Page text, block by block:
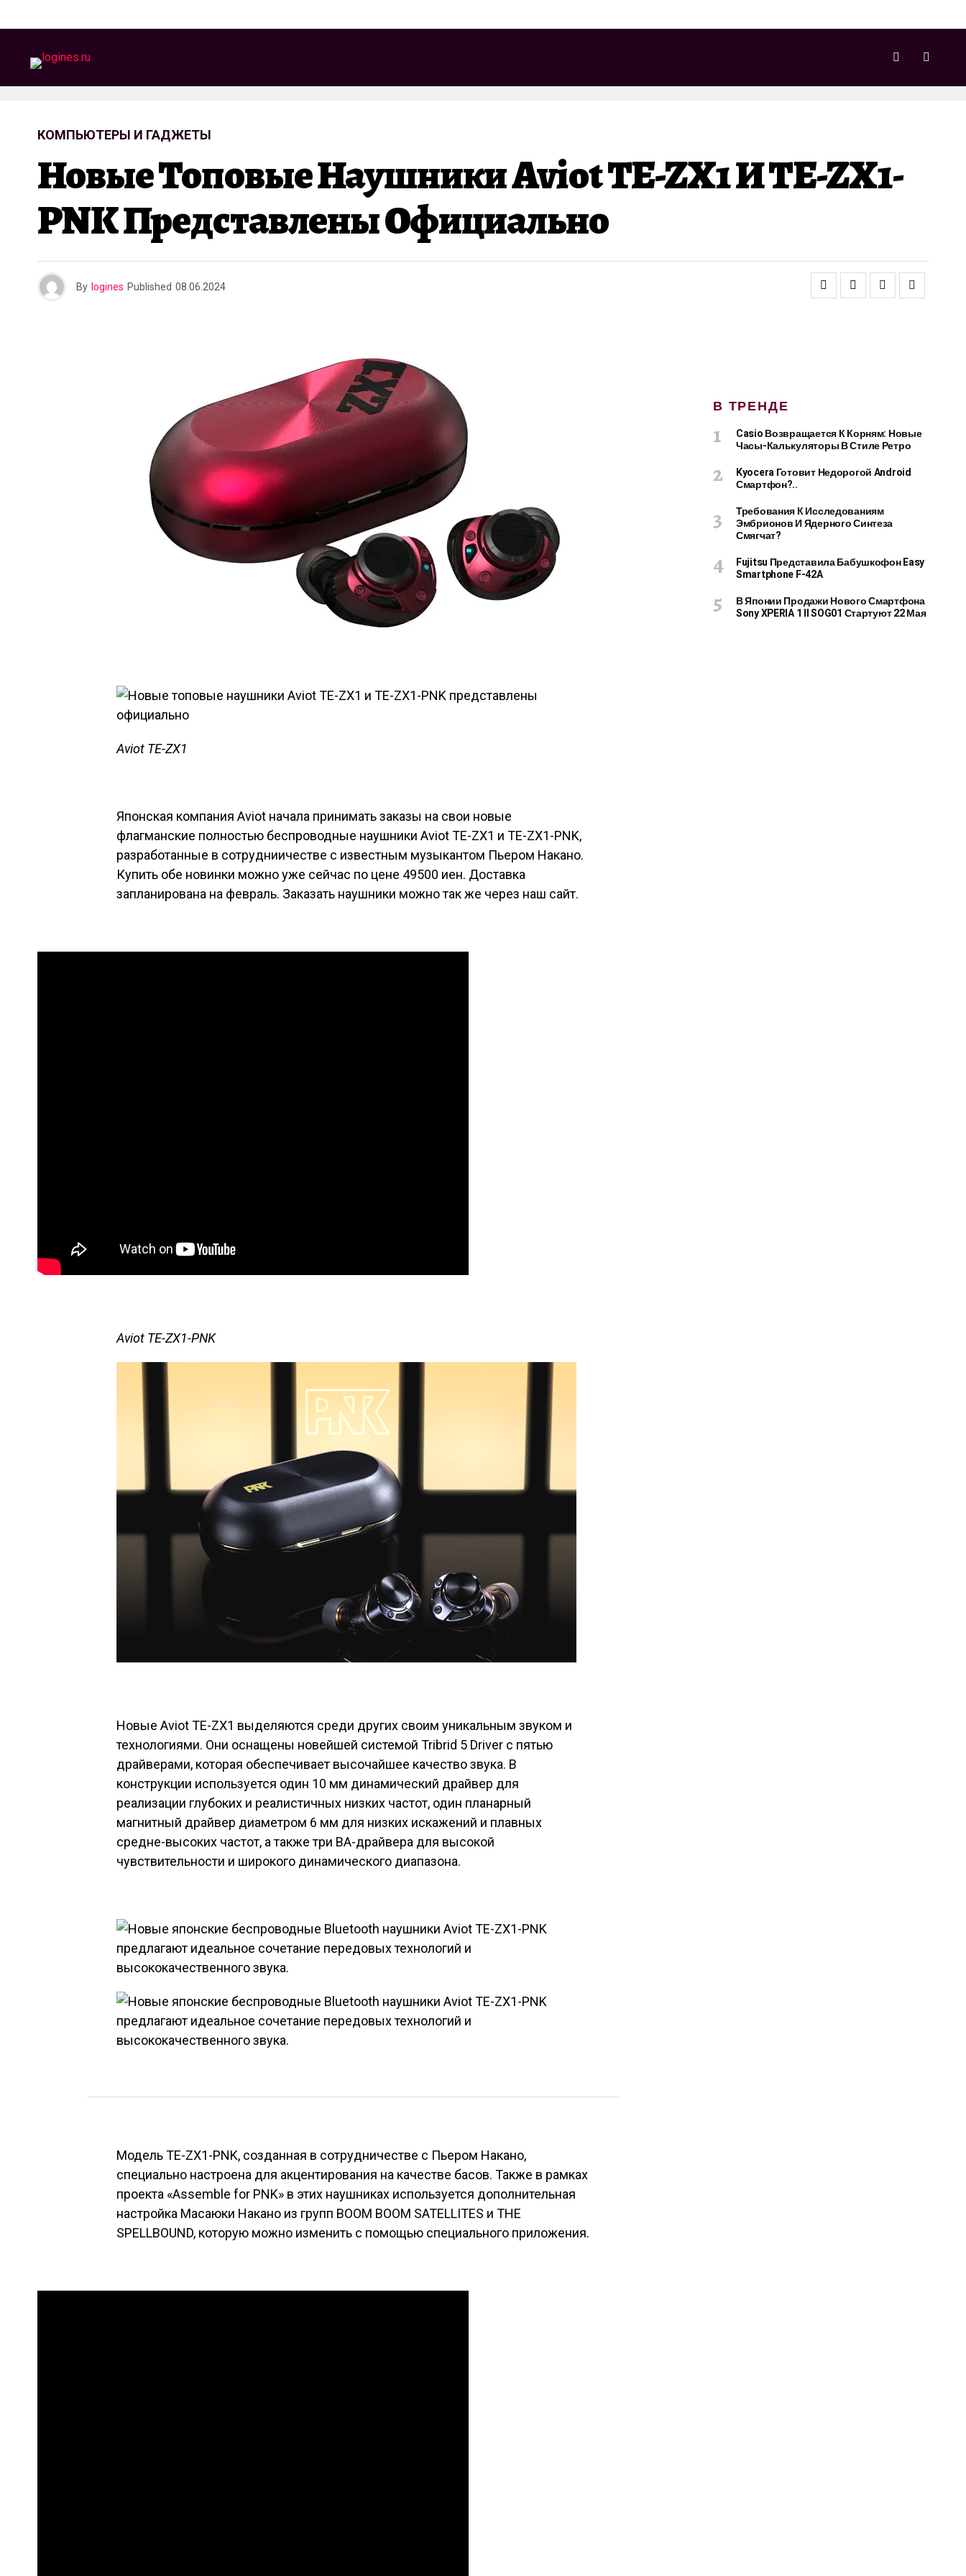
КОМПЬЮТЕРЫ И ГАДЖЕТЫ
Новые Топовые Наушники Aviot TE-ZX1 И TE-ZX1-
PNK Представлены Официально
By logines Published 08.06.2024
Aviot TE-ZX1
Японская компания Aviot начала принимать заказы на свои новые
флагманские полностью беспроводные наушники Aviot TE-ZX1 и TE-ZX1-PNK,
разработанные в сотрудниичестве с известным музыкантом Пьером Накано.
Купить обе новинки можно уже сейчас по цене 49500 иен. Доставка
запланирована на февраль. Заказать наушники можно так же через наш сайт.
Aviot TE-ZX1-PNK
Новые Aviot TE-ZX1 выделяются среди других своим уникальным звуком и
технологиями. Они оснащены новейшей системой Tribrid 5 Driver с пятью
драйверами, которая обеспечивает высочайшее качество звука. В
конструкции используется один 10 мм динамический драйвер для
реализации глубоких и реалистичных низких частот, один планарный
магнитный драйвер диаметром 6 мм для низких искажений и плавных
средне-высоких частот, а также три BA-драйвера для высокой
чувствительности и широкого динамического диапазона.
МодельTE-ZX1-PNK, созданная в сотрудничестве с Пьером Накано,
специально настроена для акцентирования на качестве басов. Также в рамках
проекта «Assemble for PNK» в этих наушниках используется дополнительная
настройка Масаюки Накано из групп BOOM BOOM SATELLITES и THE
SPELLBOUND, которую можно изменить с помощью специального приложения.
В ТРЕНДЕ
Casio Возвращается К Корням: Новые
Часы-Калькуляторы В Стиле Ретро
Kyocera Готовит Недорогой Android
Смартфон?..
Требования К Исследованиям
Эмбрионов И Ядерного Синтеза
Смягчат?
Fujitsu Представила Бабушкофон Easy
Smartphone F-42A
В Японии Продажи Нового Смартфона
Sony XPERIA 1 II SOG01 Стартуют 22 Мая